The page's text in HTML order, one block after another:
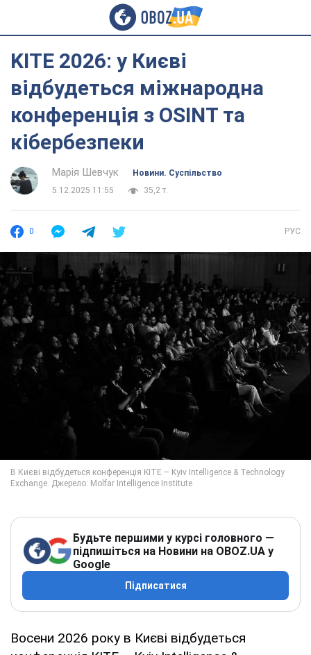
KITE 2026: у Києві
відбудеться міжнародна
конференція з OSINT та
кібербезпеки
Марія Шевчук
Новини. Суспільство
5.12.2025 11:55
35,2 т.
0 РУС
Будьте першими у курсі головного —
підпишіться на Новини на OBOZ.UA у
Google
Підписатися
Восени 2026 року в Києві відбудеться